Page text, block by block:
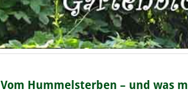
Vom Hummelsterben – und was